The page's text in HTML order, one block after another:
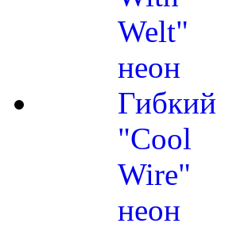
Welt"
неон
Гибкий
"Cool
Wire"
неон